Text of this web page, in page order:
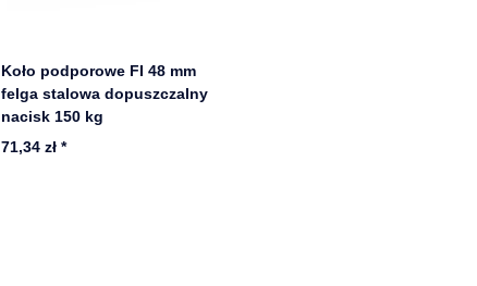
Koło podporowe FI 48 mm
felga stalowa dopuszczalny
nacisk 150 kg
71,34 zł*